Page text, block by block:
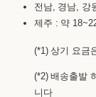
전남, 경남, 강
제주 : 약
(*1) 상기 요금
(*2) 배송출발
니다